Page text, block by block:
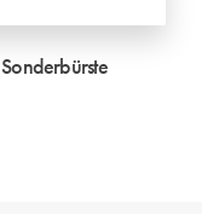
Sonderbürste